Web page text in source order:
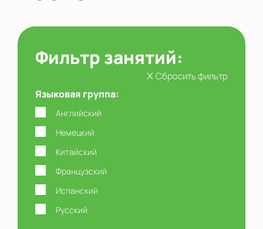
Фильтр занятий:
xСбросить фильтр
Языковая группа:
Английский
Немецкий
Китайский
Французский
Испанский
Русский